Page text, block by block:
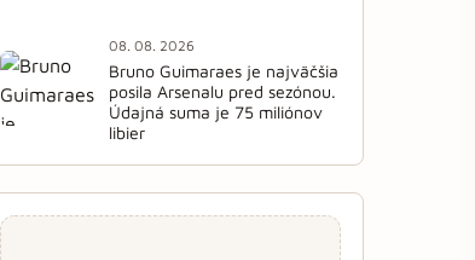
08. 08. 2026
Bruno Guimaraes je najväčšia
posila Arsenalu pred sezónou.
Údajná suma je 75 miliónov
libier